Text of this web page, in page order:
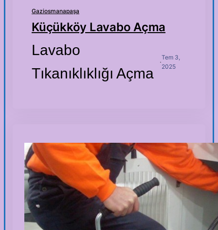
Gaziosmanapaşa
Küçükköy Lavabo Açma
Lavabo
Tıkanıklıklığı Açma
·
Tem 3,
2025